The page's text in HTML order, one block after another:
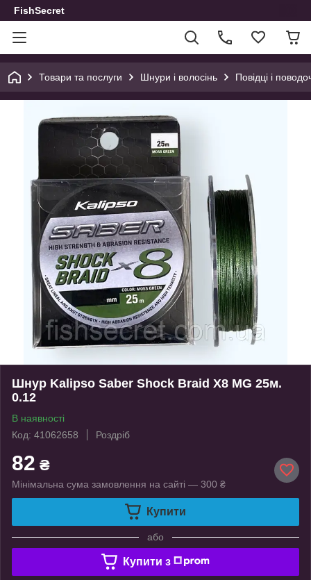
FishSecret
Товари та послуги Шнури і волосінь Повідці і
Шнур Kalipso Saber Shock Braid X8 MG 25м.
0.12
В наявності
Код: 41062658
Роздріб
82 ₴
Мінімальна сума замовлення на сайті — 300 ₴
Купити
або
Купити з